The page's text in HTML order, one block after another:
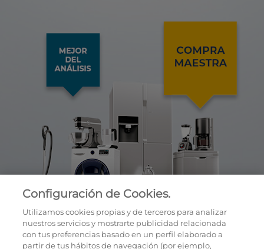
Configuración de Cookies.
Utilizamos cookies propias y de terceros para analizar
nuestros servicios y mostrarte publicidad relacionada
con tus preferencias basado en un perfil elaborado a
partir de tus hábitos de navegación (por ejemplo,